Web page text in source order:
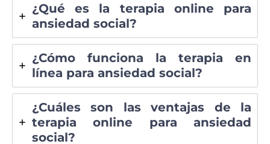
¿Qué es la terapia online para
ansiedad social?
¿Cómo funciona la terapia en
línea para ansiedad social?
¿Cuáles son las ventajas de la
terapia online para ansiedad
social?